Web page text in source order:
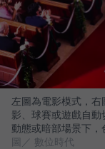
左圖為電影模式，
影、球賽或遊戲自
動態或暗部場景下，
圖／ 數位時代